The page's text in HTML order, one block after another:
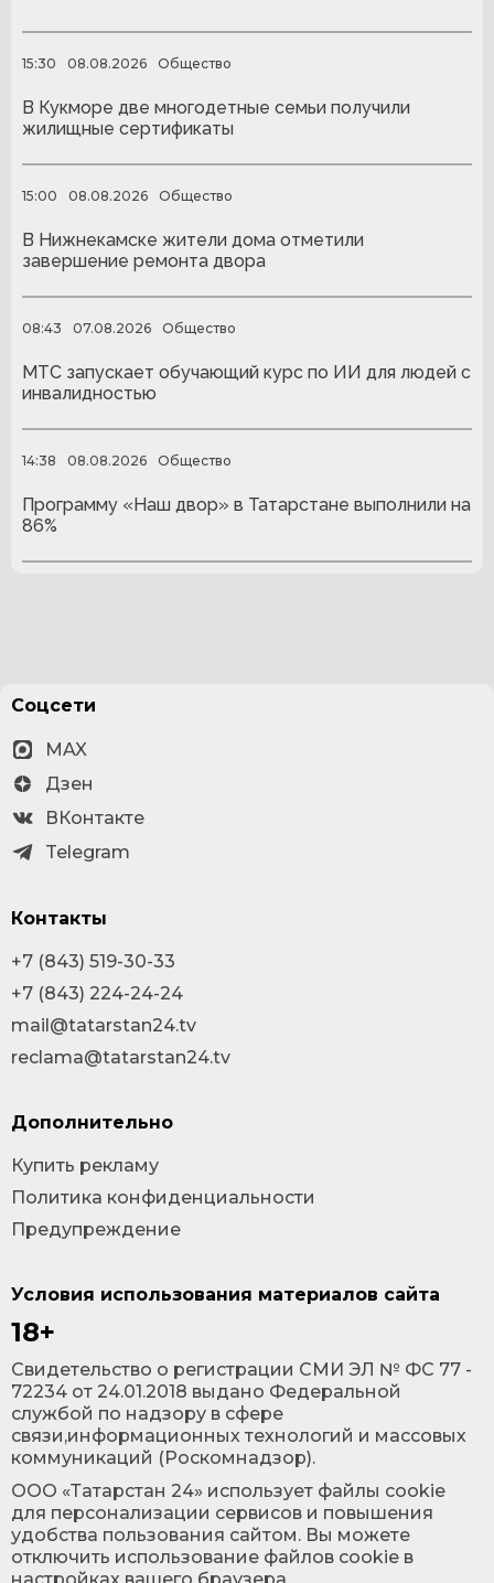
15:30 08.08.2026 Общество
В Кукморе две многодетные семьи получили
жилищные сертификаты
15:00 08.08.2026 Общество
В Нижнекамске жители дома отметили
завершение ремонта двора
08:43 07.08.2026 Общество
МТС запускает обучающий курс по ИИ для людей с
инвалидностью
14:38 08.08.2026 Общество
Программу «Наш двор» в Татарстане выполнили на
86%
Условия использования материалов сайта
18+
Cвидетельство о регистрации СМИ ЭЛ № ФС 77 -
72234 от 24.01.2018 выдано Федеральной
службой по надзору в сфере
связи,информационных технологий и массовых
коммуникаций (Роскомнадзор).
ООО «Татарстан 24» использует файлы cookie
для персонализации сервисов и повышения
удобства пользования сайтом. Вы можете
отключить использование файлов cookie в
Соцсети
MAX
Дзен
ВКонтакте
Telegram
Контакты
+7 (843) 519-30-33
+7 (843) 224-24-24
mail@tatarstan24.tv
reclama@tatarstan24.tv
Дополнительно
Купить рекламу
Политика конфиденциальности
Предупреждение